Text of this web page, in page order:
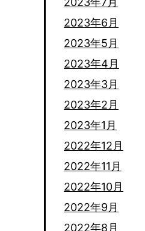
2023年6月
2023年5月
2023年4月
2023年3月
2023年2月
2023年1月
2022年12月
2022年11月
2022年10月
2022年9月
2022年8月